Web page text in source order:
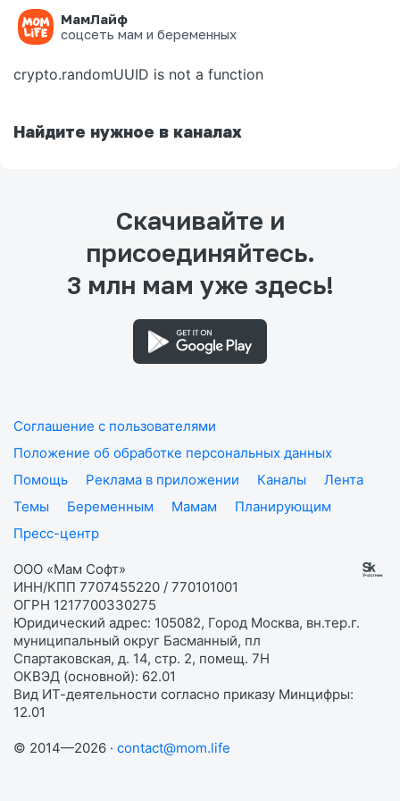
МамЛайф
соцсеть мам и беременных
Ошибка на странице
crypto.randomUUID is not a function
Найдите нужное в каналах
Скачивайте и
присоединяйтесь.
3 млн мам уже здесь!
Соглашение с пользователями
Положение об обработке персональных данных
Помощь
Реклама в приложении Каналы
Лента
Темы
Беременным Мамам
Планирующим
Пресс-центр
ООО «Мам Софт»
ИНН/КПП 7707455220 / 770101001
ОГРН 1217700330275
Юридический адрес: 105082, Город Москва, вн.тер.г.
муниципальный округ Басманный, пл
Спартаковская, д. 14, стр. 2, помещ. 7Н
ОКВЭД (основной): 62.01
Вид ИТ-деятельности согласно приказу Минцифры:
12.01
© 2014—2026 · contact@mom.life